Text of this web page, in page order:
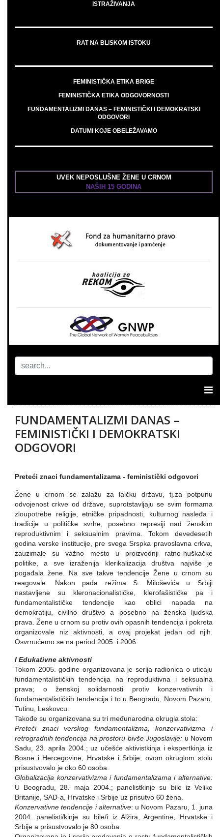
ISTRAŽIVANJA
RAT NA BLISKOM ISTOKU
FEMINISTIČKA ETIKA BRIGE
FEMINISTIČKA ETIKA ODGOVORNOSTI
FUNDAMENTALIZMI DANAS – FEMINISTIČKI I DEMOKRATSKI
ODGOVORI
DATUMI KOJE OBELEŽAVAMO
UVEK NEPOSLUŠNE ŽENE U CRNOM
NAŠIH 15 GODINA
FUNDAMENTALIZMI DANAS –
FEMINISTIČKI I DEMOKRATSKI
ODGOVORI
Preteći znaci fundamentalizama - feministički odgovori
Žene u crnom se zalažu za laičku državu, tj.za potpunu
odvojenost crkve od države, suprotstavljaju se svim formama
zloupotrebe religije, etničke pripadnosti, kulturnog nasleđa i
tradicije u političke svrhe, posebno represiji nad ženskim
reproduktivnim i seksualnim pravima. Tokom devedesetih
godina verske institucije, pre svega Srspka pravoslavna crkva,
zauzimale su važno mesto u proizvodnji ratno-huškačke
politike, a sve izraženija klerikalizacija društva najviše je
pogađala žene. Na sve takve tendencije Žene u crnom su
reagovale. Nakon pada režima S. Miloševića u Srbiji
nastavljene su kleronacionalističke, klerofašističke pa i
fundamentalističke tendencije kao oblici napada na
demokratiju, civilno društvo a posebno na ženska ljudska
prava. Žene u crnom su protiv ovih opasnih tendencija i pokreta
organizovale niz aktivnosti, a ovaj projekat jedan od njih.
Osvrnućemo se na period 2005. i 2006.
I Edukativne aktivnosti
Tokom 2005. godine organizovana je serija radionica o uticaju
fundamentalističkih tendencija na reproduktivna i seksualna
prava; o ženskoj solidarnosti protiv konzervativnih i
fundamentalističkih tendencija i to u Beogradu, Novom Pazaru,
Tutinu, Leskovcu.
Takođe su organizovana su tri međunarodna okrugla stola:
Preteći znaci verskog fundamentalizma, konzervativizma i
retrogradnih tendencija na prostoru bivše Jugoslavije: u Novom
Sadu, 23. aprila 2004.; uz učešće aktivistkinja i ekspertkinja iz
Bosne i Hercegovine, Hrvatske i Srbije; ovom okruglom stolu
prisustvovalo je oko 60 osoba.
Globalizacija konzervativizma i fundamentalizama i alternative:
U Beogradu, 28. maja 2004.; panelistkinje su bile iz Velike
Britanije, SAD-a, Hrvatske i Srbije uz prisutvo 60 žena.
Konzervativne tendencije i alternative: u Novom Pazaru, 1. juna
2004. panelisti/kinje su bile/i iz Alžira, Argentine, Hrvatske i
Srbije a prisustvovalo je 80 osoba.